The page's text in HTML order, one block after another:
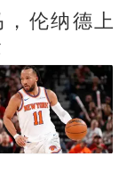
行途中排
机上100多
服回应：并
放西梅汁
刀的女孩，
家”改写了
，伦纳德上